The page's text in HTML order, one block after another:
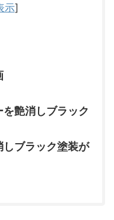
示]
艶消しブラック
しブラック塗装が